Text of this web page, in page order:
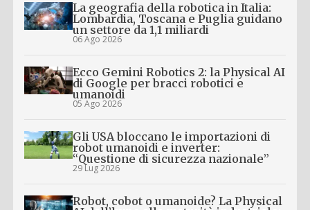
La geografia della robotica in Italia:
Lombardia, Toscana e Puglia guidano
un settore da 1,1 miliardi
06 Ago 2026
Ecco Gemini Robotics 2: la Physical AI
di Google per bracci robotici e
umanoidi
05 Ago 2026
Gli USA bloccano le importazioni di
robot umanoidi e inverter:
“Questione di sicurezza nazionale”
29 Lug 2026
Robot, cobot o umanoide? La Physical